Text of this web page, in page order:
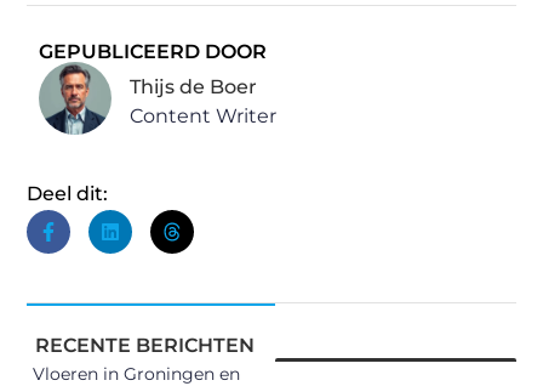
GEPUBLICEERD DOOR
Thijs de Boer
Content Writer
Deel dit:
RECENTE BERICHTEN
Vloeren in Groningen en